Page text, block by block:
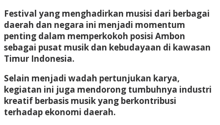
Festival yang menghadirkan musisi dari berbagai
daerah dan negara ini menjadi momentum
penting dalam memperkokoh posisi Ambon
sebagai pusat musik dan kebudayaan di kawasan
Timur Indonesia.
Selain menjadi wadah pertunjukan karya,
kegiatan ini juga mendorong tumbuhnya industri
kreatif berbasis musik yang berkontribusi
terhadap ekonomi daerah.